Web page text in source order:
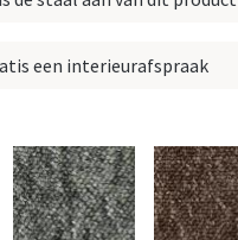
een interieurafspraak